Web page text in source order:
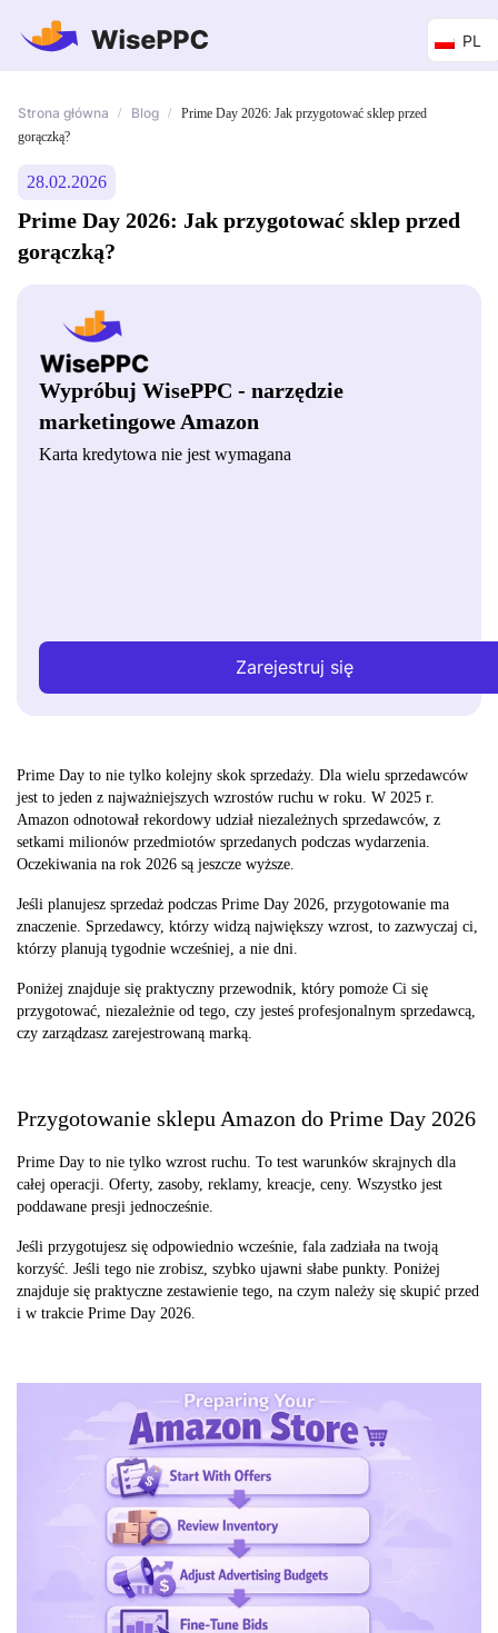
PL
Strona główna / Blog /
Prime Day 2026: Jak przygotować sklep przed
gorączką?
28.02.2026
Prime Day 2026: Jak przygotować sklep przed
gorączką?
Wypróbuj WisePPC - narzędzie
marketingowe Amazon
Karta kredytowa nie jest wymagana
Zarejestruj się
Prime Day to nie tylko kolejny skok sprzedaży. Dla wielu sprzedawców
jest to jeden z najważniejszych wzrostów ruchu w roku. W 2025 r.
Amazon odnotował rekordowy udział niezależnych sprzedawców, z
setkami milionów przedmiotów sprzedanych podczas wydarzenia.
Oczekiwania na rok 2026 są jeszcze wyższe.
Jeśli planujesz sprzedaż podczas Prime Day 2026, przygotowanie ma
znaczenie. Sprzedawcy, którzy widzą największy wzrost, to zazwyczaj ci,
którzy planują tygodnie wcześniej, a nie dni.
Poniżej znajduje się praktyczny przewodnik, który pomoże Ci się
przygotować, niezależnie od tego, czy jesteś profesjonalnym sprzedawcą,
czy zarządzasz zarejestrowaną marką.
Przygotowanie sklepu Amazon do Prime Day 2026
Prime Day to nie tylko wzrost ruchu. To test warunków skrajnych dla
całej operacji. Oferty, zasoby, reklamy, kreacje, ceny. Wszystko jest
poddawane presji jednocześnie.
Jeśli przygotujesz się odpowiednio wcześnie, fala zadziała na twoją
korzyść. Jeśli tego nie zrobisz, szybko ujawni słabe punkty. Poniżej
znajduje się praktyczne zestawienie tego, na czym należy się skupić przed
i w trakcie Prime Day 2026.